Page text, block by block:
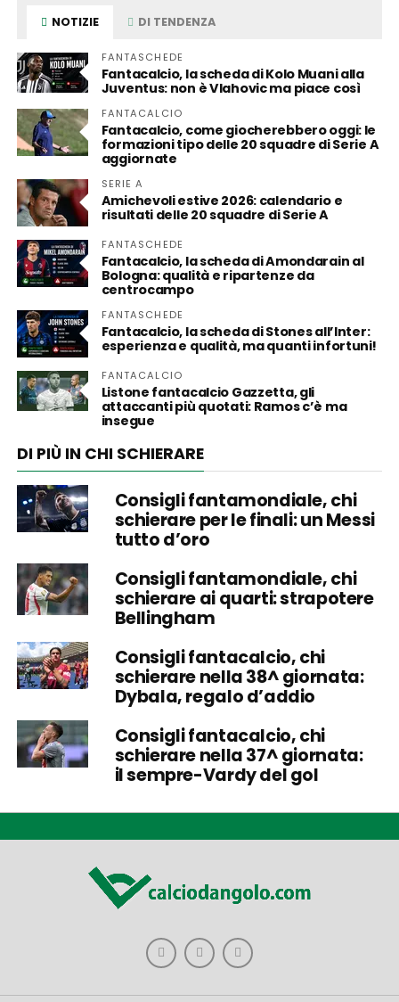
NOTIZIE DI TENDENZA
FANTASCHEDE
Fantacalcio, la scheda di Kolo Muani alla
Juventus: non è Vlahovic ma piace così
FANTACALCIO
Fantacalcio, come giocherebbero oggi: le
formazioni tipo delle 20 squadre di Serie A
aggiornate
SERIE A
Amichevoli estive 2026: calendario e
risultati delle 20 squadre di Serie A
FANTASCHEDE
Fantacalcio, la scheda di Amondarain al
Bologna: qualità e ripartenze da
centrocampo
FANTASCHEDE
Fantacalcio, la scheda di Stones all’Inter:
esperienza e qualità, ma quanti infortuni!
FANTACALCIO
Listone fantacalcio Gazzetta, gli
attaccanti più quotati: Ramos c’è ma
insegue
DI PIÙ IN CHI SCHIERARE
Consigli fantamondiale, chi
schierare per le finali: un Messi
tutto d’oro
Consigli fantamondiale, chi
schierare ai quarti: strapotere
Bellingham
Consigli fantacalcio, chi
schierare nella 38^ giornata:
Dybala, regalo d’addio
Consigli fantacalcio, chi
schierare nella 37^ giornata:
il sempre-Vardy del gol